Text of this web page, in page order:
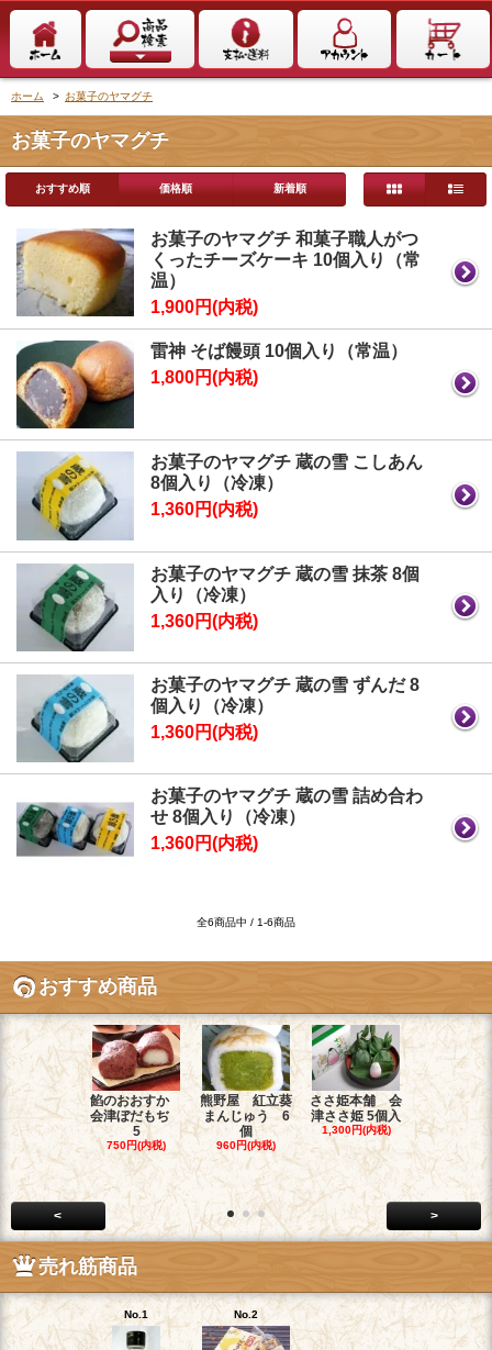
ホーム > お菓子のヤマグチ
お菓子のヤマグチ
おすすめ順 価格順 新着順
お菓子のヤマグチ 和菓子職人がつ
くったチーズケーキ 10個入り（常
温）
1,900円(内税)
雷神 そば饅頭 10個入り（常温）
1,800円(内税)
お菓子のヤマグチ 蔵の雪 こしあん
8個入り（冷凍）
1,360円(内税)
お菓子のヤマグチ 蔵の雪 抹茶 8個
入り（冷凍）
1,360円(内税)
お菓子のヤマグチ 蔵の雪 ずんだ 8
個入り（冷凍）
1,360円(内税)
お菓子のヤマグチ 蔵の雪 詰め合わ
せ 8個入り（冷凍）
1,360円(内税)
全6商品中 / 1-6商品
おすすめ商品
餡のおおすか
会津ぼだもぢ
5
750円(内税)
熊野屋 紅立葵
まんじゅう 6
個
960円(内税)
ささ姫本舗 会
津ささ姫 5個入
1,300円(内税)
お菓子のヤ
チ 和菓子職
1,900円(内
< >
売れ筋商品
No.1 No.2